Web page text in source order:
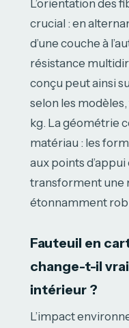
L’orientation des
crucial : en
d’une couche à
résistance
conçu peut ainsi
selon les
kg. La géométrie
matériau : les
aux points
transforment une
étonnamment
Fauteuil en
change-t-il
intérieur ?
L’impact